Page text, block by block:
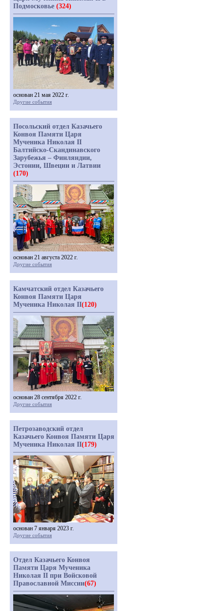
Подмосковье (324)
основан 21 мая 2022 г.
Другие события
Посольский отдел Казачьего
Конвоя Памяти Царя
Мученика Николая II
Балтийско-Скандинавского
Зарубежья – Финляндии,
Эстонии, Швеции и Латвии
(170)
основан 21 августа 2022 г.
Другие события
Камчатский отдел Казачьего
Конвоя Памяти Царя
Мученика Николая II(120)
основан 28 сентября 2022 г.
Другие события
Петрозаводский отдел
Казачьего Конвоя Памяти Царя
Мученика Николая II(179)
основан 7 января 2023 г.
Другие события
Отдел Казачьего Конвоя
Памяти Царя Мученика
Николая II при Войсковой
Православной Миссии(67)